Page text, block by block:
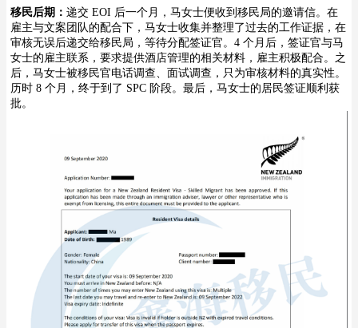
移民后期： 递交 EOI 后一个月，马女士便收到移民局的邀请信。在
雇主与文案团队的配合下，马女士收集并整理了过去的工作证据，在
审核无误后递交给移民局，等待分配签证官。4 个月后，签证官与马
女士的雇主联系，要求提供酒店管理的相关材料，雇主积极配合。之
后，马女士被移民官电话调查、面试调查，只为审核材料的真实性。
历时 8 个月，终于到了 SPC 阶段。最后，马女士的居民签证顺利获
批。